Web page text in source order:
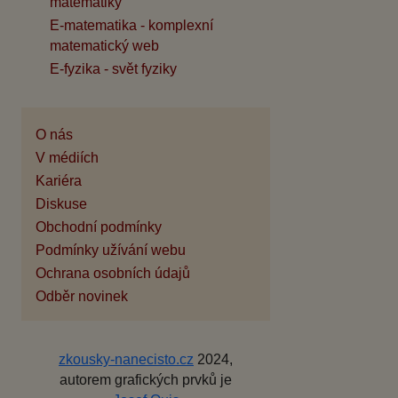
E-matematika - komplexní
matematický web
E-fyzika - svět fyziky
O nás
V médiích
Kariéra
Diskuse
Obchodní podmínky
Podmínky užívání webu
Ochrana osobních údajů
Odběr novinek
zkousky-nanecisto.cz 2024,
autorem grafických prvků je